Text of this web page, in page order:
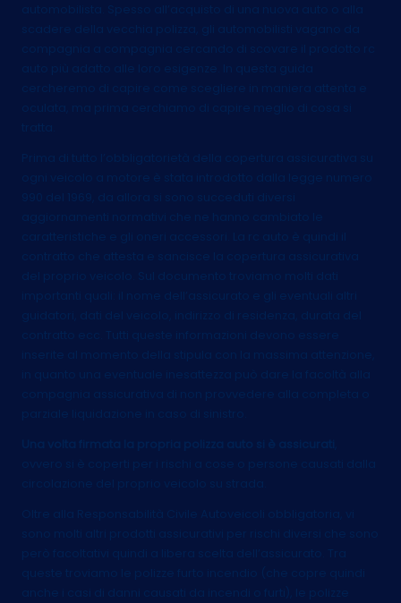
automobilista. Spesso all’acquisto di una nuova auto o alla
scadere della vecchia polizza, gli automobilisti vagano da
compagnia a compagnia cercando di scovare il prodotto rc
auto più adatto alle loro esigenze. In questa guida
cercheremo di capire come scegliere in maniera attenta e
oculata, ma prima cerchiamo di capire meglio di cosa si
Prima di tutto l’obbligatorietà della copertura assicurativa su
ogni veicolo a motore è stata introdotto dalla legge numero
990 del 1969, da allora si sono succeduti diversi
aggiornamenti normativi che ne hanno cambiato le
caratteristiche e gli oneri accessori. La rc auto è quindi il
contratto che attesta e sancisce la copertura assicurativa
del proprio veicolo. Sul documento troviamo molti dati
importanti quali: il nome dell’assicurato e gli eventuali altri
guidatori, dati del veicolo, indirizzo di residenza, durata del
contratto ecc. Tutti queste informazioni devono essere
inserite al momento della stipula con la massima attenzione,
in quanto una eventuale inesattezza può dare la facoltà alla
compagnia assicurativa di non provvedere alla completa o
parziale liquidazione in caso di sinistro.
Una volta firmata la propria polizza auto si è assicurati
ovvero si è coperti per i rischi a cose o persone causati dalla
circolazione del proprio veicolo su strada.
Oltre alla Responsabilità Civile Autoveicoli obbligatoria, vi
sono molti altri prodotti assicurativi per rischi diversi che sono
però facoltativi quindi a libera scelta dell’assicurato. Tra
queste troviamo le polizze furto incendio (che copre quindi
anche i casi di danni causati da incendi o furti), le polizze